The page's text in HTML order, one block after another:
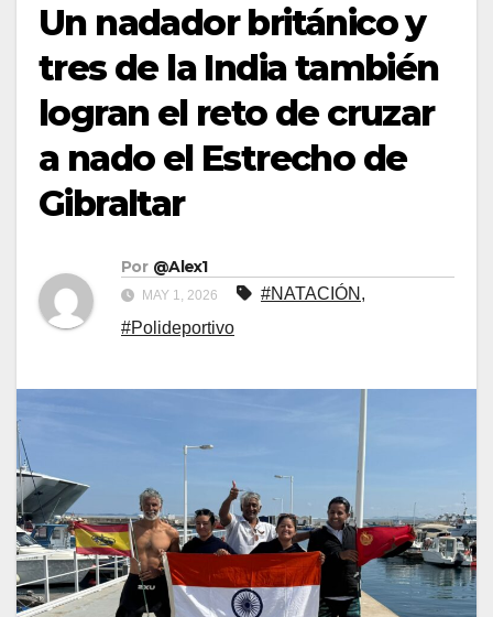
Un nadador británico y
tres de la India también
logran el reto de cruzar
a nado el Estrecho de
Gibraltar
Por @Alex1
MAY 1, 2026 #NATACIÓN ,
#Polideportivo